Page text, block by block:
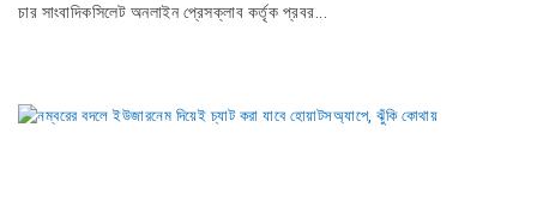
চার সাংবাদিকসিলেট অনলাইন প্রেসক্লাব কর্তৃক প্রবর...